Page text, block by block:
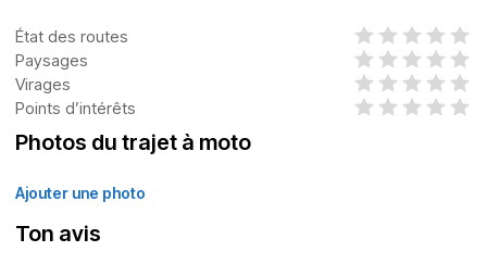
État des routes
Paysages
Virages
Points d’intérêts
Photos du trajet à moto
Ajouter une photo
Ton avis